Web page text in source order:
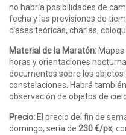
no habría posibilidades de
fecha y las previsiones de
clases teóricas, charlas,
Material de la Maratón:
horas y orientaciones
documentos sobre los objetos
constelaciones. Habrá
observación de objetos de
Precio: El precio del fin de
domingo, sería de 230 €/px,